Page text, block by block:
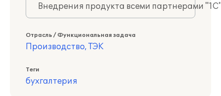
Внедрения продукта всеми партнерами
Отрасль / Функциональная задача
Производство, ТЭК
Теги
бухгалтерия